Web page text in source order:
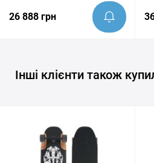
26 888 грн
Інші клієнти також